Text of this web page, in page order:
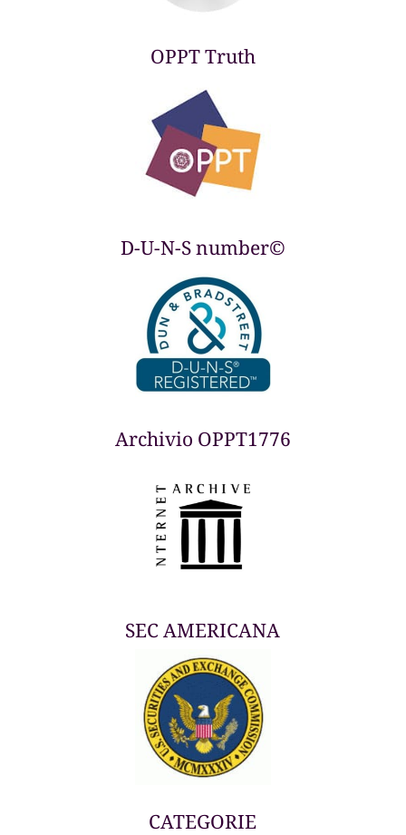
OPPT Truth
D-U-N-S number©
Archivio OPPT1776
SEC AMERICANA
CATEGORIE